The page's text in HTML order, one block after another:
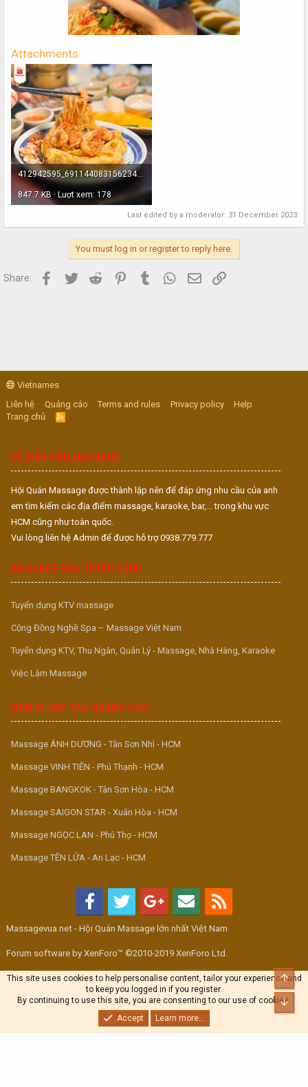
Attachments
412942595_691144083156234_1390399181275198058_n-1704003771.jpg
847.7 KB · Lượt xem: 178
Last edited by a moderator: 31 December 2023
You must log in or register to reply here.
Share: Facebook
Twitter Reddit PinterestTumblr WhatsApp
Email
Vietnames
Liên hệ
Quảng cáo Terms and rules Privacy policy
Help
Trang chủ
R
S
VỀ DIỄN ĐÀN MASSAGE
Hội Quán Massage được thành lập nên để đáp ứng nhu cầu của anh
em tìm kiếm các địa điểm massage, karaoke, bar,... trong khu vực
HCM cũng như toàn quốc.
Vui lòng liên hệ Admin để được hỗ trợ 0938.779.777
MASSAGE VUA TUYỂN DỤNG
Tuyển dụng KTV massage
Cộng Đồng Nghề Spa – Massage Việt Nam
Tuyển dụng KTV, Thu Ngân, Quản Lý - Massage, Nhà Hàng, Karaoke
Việc Làm Massage
ĐƠN VỊ HỢP TÁC QUẢNG CÁO
Massage ÁNH DƯƠNG - Tân Sơn Nhì - HCM
Massage VINH TIÊN - Phú Thạnh - HCM
Massage BANGKOK - Tân Sơn Hòa - HCM
Massage SAIGON STAR - Xuân Hòa - HCM
Massage NGỌC LAN - Phú Thọ - HCM
Massage TÊN LỬA - An Lạc - HCM
Massagevua.net - Hội Quán Massage lớn nhất Việt Nam
Forum software by XenForo™ ©2010-2019 XenForo Ltd.
This site uses cookies to help personalise content, tailor your experience and
to keep you logged in if you register.
By continuing to use this site, you are consenting to our use of cookies.
Accept
Learn more...
Top